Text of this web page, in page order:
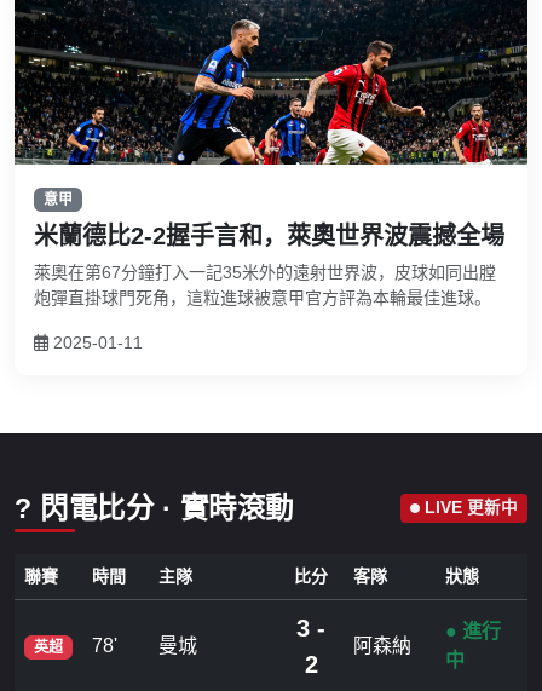
意甲
米蘭德比2-2握手言和，萊奧世界波震撼全場
萊奧在第67分鐘打入一記35米外的遠射世界波，皮球如同出膛
炮彈直掛球門死角，這粒進球被意甲官方評為本輪最佳進球。
2025-01-11
? 閃電比分 · 實時滾動 LIVE 更新中
聯賽 時間 主隊 比分 客隊 狀態
英超 78' 曼城
3 -
2
阿森納
● 進行
中